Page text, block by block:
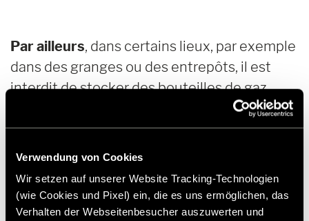
Verwendung von Cookies
Wir setzen auf unserer Website Tracking-Technologien
(wie Cookies und Pixel) ein, die es uns ermöglichen, das
Verhalten der Webseitenbesucher auszuwerten und
Par ailleurs, dans certains lieux, par exemple
dans des granges ou des entrepôts, il est
interdit de stocker des bouteilles de gaz
dans un camping-car. Renseignez-vous donc
bien au préalable pour éviter les ennuis.